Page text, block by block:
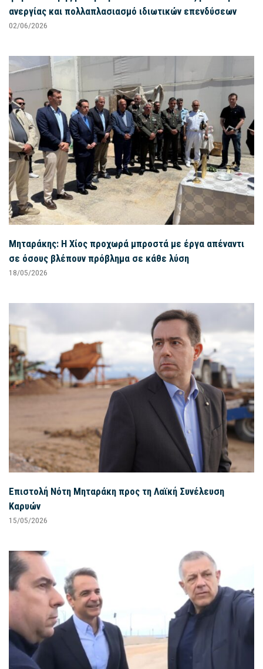
ανεργίας και πολλαπλασιασμό ιδιωτικών επενδύσεων
02/06/2026
Μηταράκης: Η Χίος προχωρά μπροστά με έργα απέναντι
σε όσους βλέπουν πρόβλημα σε κάθε λύση
18/05/2026
Επιστολή Νότη Μηταράκη προς τη Λαϊκή Συνέλευση
Καρυών
15/05/2026